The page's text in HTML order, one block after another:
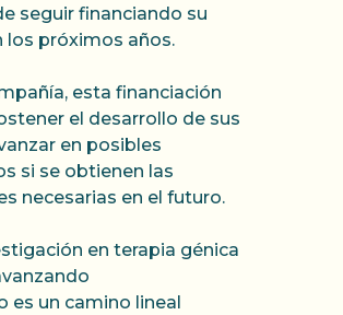
seguir financiando su
los próximos años.
esta financiación
el desarrollo de sus
en posibles
si se obtienen las
necesarias en el futuro.
en terapia génica
es un camino lineal